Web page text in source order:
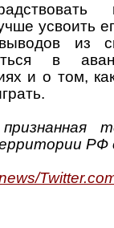
усвоить
из
в
и о том,
РФ